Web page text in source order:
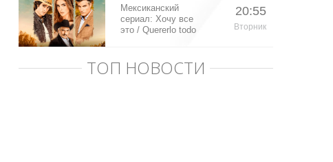
Мексиканский
сериал: Хочу все
это / Quererlo todo
20:55
Вторник
ТОП НОВОСТИ